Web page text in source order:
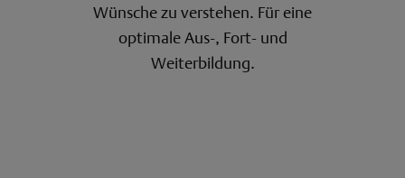
Wünsche zu verstehen. Für eine
optimale Aus-, Fort- und
Weiterbildung.